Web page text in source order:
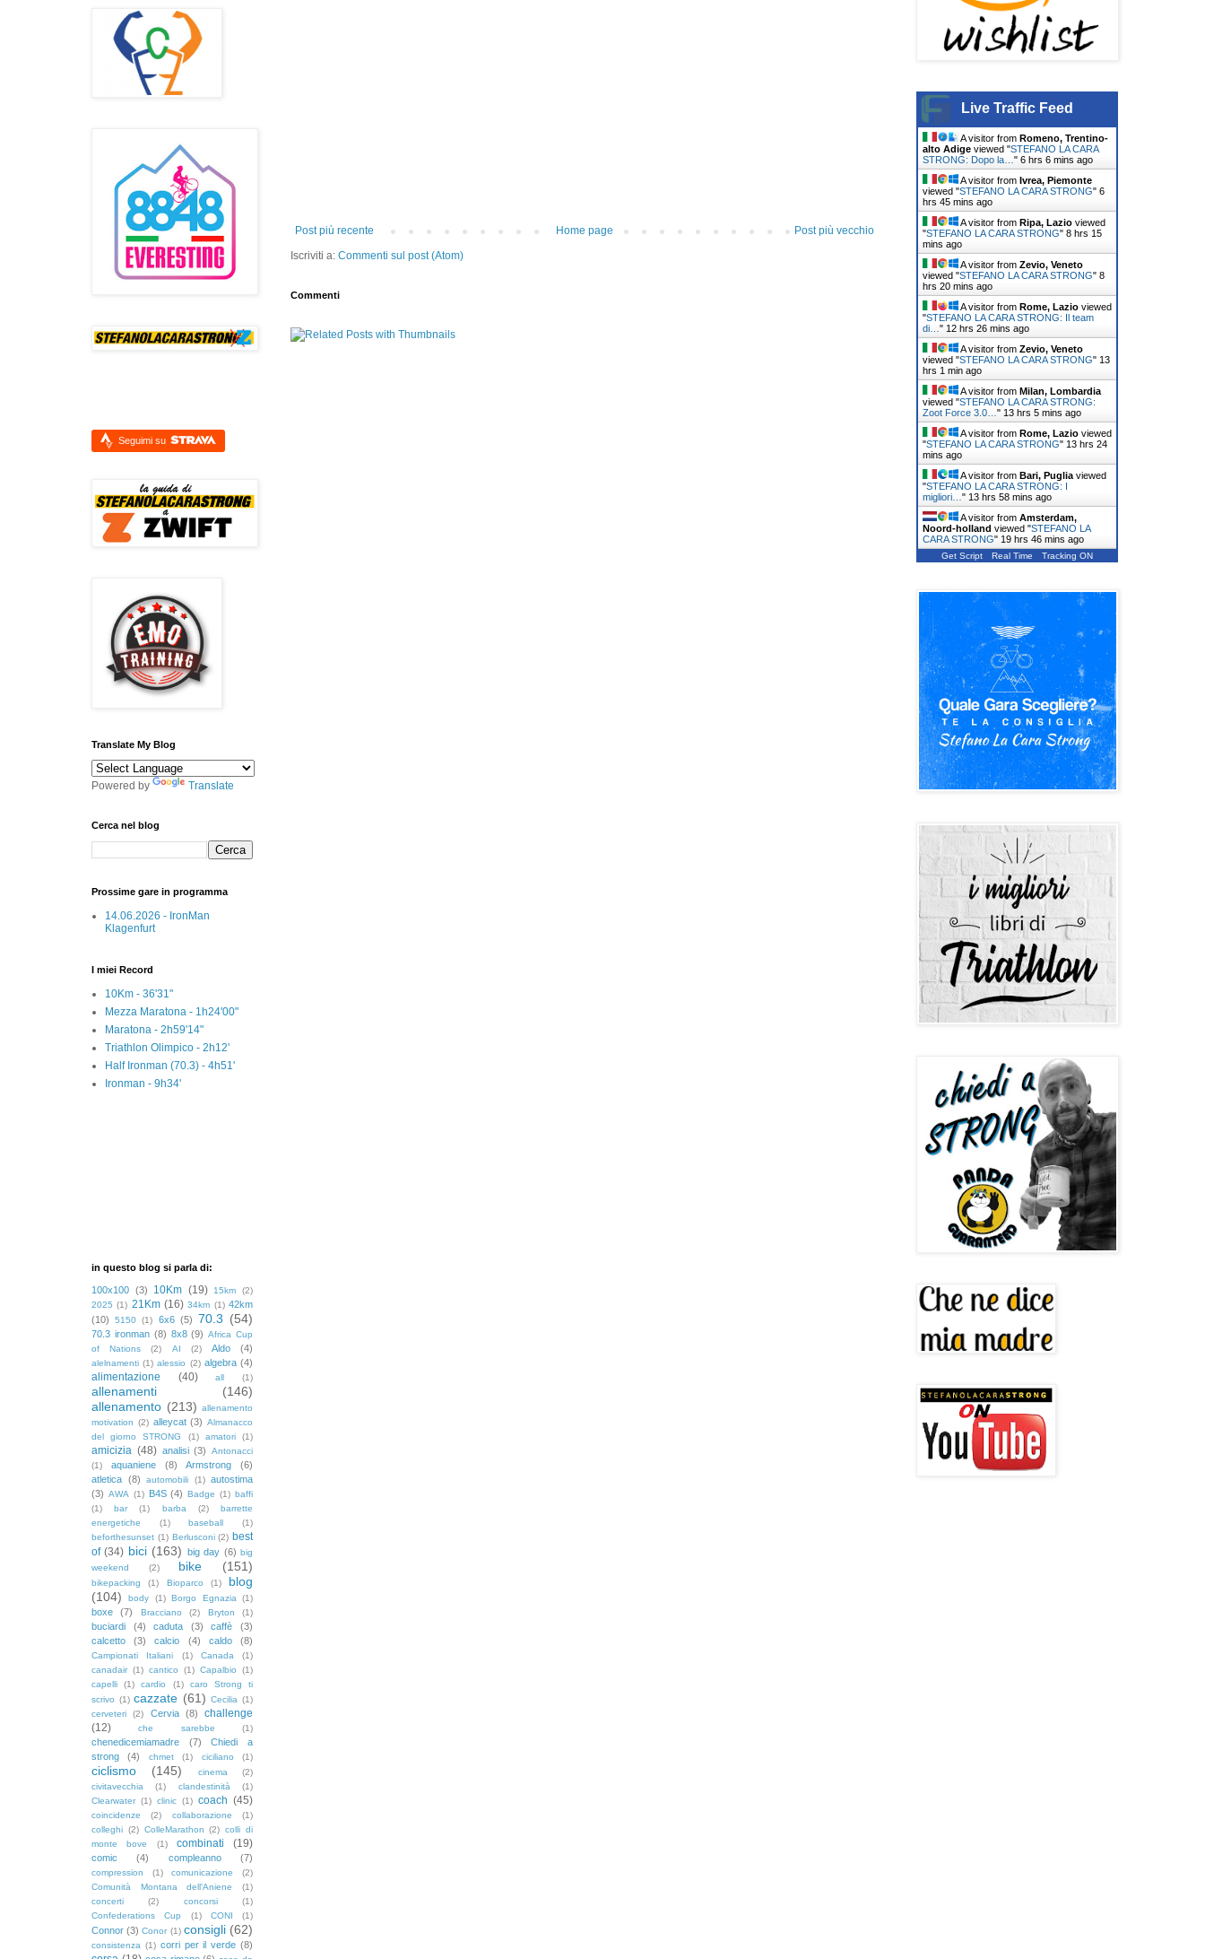
Post più recente Post più vecchio
Home page
Iscriviti a: Commenti sul post (Atom)
Commenti
Seguimi su
Translate My Blog
Powered by Translate
Cerca nel blog
Prossime gare in programma
14.06.2026 - IronMan
Klagenfurt
I miei Record
10Km - 36'31"
Mezza Maratona - 1h24'00"
Maratona - 2h59'14"
Triathlon Olimpico - 2h12'
Half Ironman (70.3) - 4h51'
Ironman - 9h34'
in questo blog si parla di:
100x100 (3) 10Km (19) 15km
(2)
2025 (1) 21Km (16) 34km (1) 42km
(10)
5150 (1) 6x6 (5) 70.3 (54)
70.3 ironman (8) 8x8 (9) Africa Cup
of Nations
(2) AI (2) Aldo (4)
alelnamenti (1) alessio (2) algebra (4)
alimentazione (40) all (1)
allenamenti
(146)
allenamento (213) allenamento
motivation (2) alleycat (3) Almanacco
del giorno STRONG
(1) amatori (1)
amicizia (48) analisi (3)
Antonacci
(1)
aquaniene (8) Armstrong
(6)
atletica (8) automobili (1) autostima
(3) AWA (1) B4S (4) Badge (1) baffi
(1)
bar (1) barba (2)
barrette
energetiche
(1) baseball
(1)
beforthesunset (1) Berlusconi (2) best
of (34) bici (163) big day (6) big
weekend
(2) bike (151)
bikepacking (1) Bioparco (1)
blog
(104)
body (1) Borgo Egnazia (1)
boxe (7) Bracciano (2) Bryton (1)
buciardi (4) caduta (3) caffè
(3)
calcetto
(3) calcio (4) caldo (8)
Campionati Italiani (1) Canada
(1)
canadair (1) cantico (1) Capalbio
(1)
capelli
(1) cardio (1)
caro Strong ti
scrivo (1) cazzate (61) Cecilia (1)
cerveteri
(2) Cervia (8)
challenge
(12)
che sarebbe (1)
chenedicemiamadre (7)
Chiedi a
strong
(4) chmet (1) ciciliano (1)
ciclismo (145) cinema
(2)
civitavecchia
(1) clandestinità
(1)
Clearwater (1) clinic (1) coach (45)
coincidenze (2) collaborazione
(1)
colleghi (2) ColleMarathon (2) colli di
monte bove
(1) combinati (19)
comic (4) compleanno (7)
compression (1) comunicazione
(2)
Comunità Montana dell'Aniene
(1)
concerti
(2) concorsi
(1)
Confederations Cup
(1) CONI (1)
Connor (3) Conor (1) consigli (62)
consistenza (1) corri per il verde (8)
Live Traffic Feed
A visitor from Romeno, Trentino-
alto Adige viewed "STEFANO LA CARA
STRONG: Dopo la… " 6 hrs 6 mins ago
A visitor from Ivrea, Piemonte
viewed "STEFANO LA CARA STRONG" 6
hrs 45 mins ago
A visitor from Ripa, Lazio viewed
"STEFANO LA CARA STRONG" 8 hrs 15
mins ago
A visitor from Zevio, Veneto
viewed "STEFANO LA CARA STRONG" 8
hrs 20 mins ago
A visitor from Rome, Lazio viewed
"STEFANO LA CARA STRONG: Il team
di… " 12 hrs 26 mins ago
A visitor from Zevio, Veneto
viewed "STEFANO LA CARA STRONG" 13
hrs 1 min ago
A visitor from Milan, Lombardia
viewed "STEFANO LA CARA STRONG:
Zoot Force 3.0… " 13 hrs 5 mins ago
A visitor from Rome, Lazio viewed
"STEFANO LA CARA STRONG" 13 hrs 24
mins ago
A visitor from Bari, Puglia viewed
"STEFANO LA CARA STRONG: I
migliori… " 13 hrs 58 mins ago
A visitor from Amsterdam,
Noord-holland viewed "STEFANO LA
CARA STRONG" 19 hrs 46 mins ago
Get Script Real Time Tracking ON